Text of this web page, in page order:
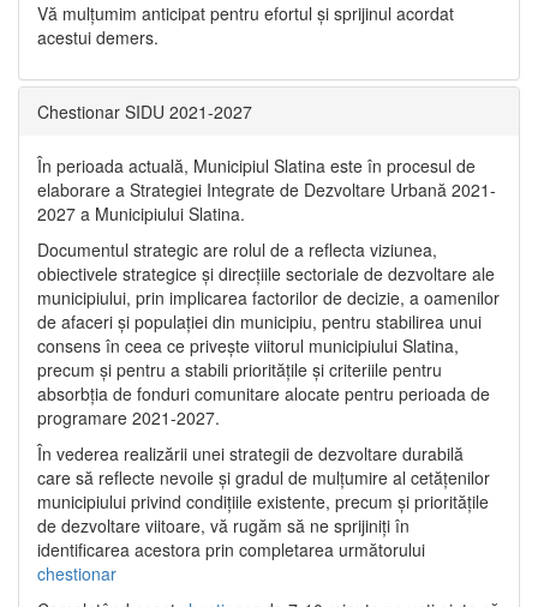
Vă mulţumim anticipat pentru efortul şi sprijinul acordat
acestui demers.
Chestionar SIDU 2021-2027
În perioada actuală, Municipiul Slatina este în procesul de
elaborare a Strategiei Integrate de Dezvoltare Urbană 2021‐
2027 a Municipiului Slatina.
Documentul strategic are rolul de a reflecta viziunea,
obiectivele strategice și direcțiile sectoriale de dezvoltare ale
municipiului, prin implicarea factorilor de decizie, a oamenilor
de afaceri și populației din municipiu, pentru stabilirea unui
consens în ceea ce privește viitorul municipiului Slatina,
precum și pentru a stabili prioritățile și criteriile pentru
absorbția de fonduri comunitare alocate pentru perioada de
programare 2021-2027.
În vederea realizării unei strategii de dezvoltare durabilă
care să reflecte nevoile și gradul de mulțumire al cetățenilor
municipiului privind condițiile existente, precum și prioritățile
de dezvoltare viitoare, vă rugăm să ne sprijiniți în
identificarea acestora prin completarea următorului
chestionar